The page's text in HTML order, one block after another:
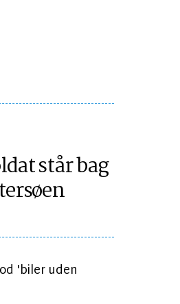
står bag